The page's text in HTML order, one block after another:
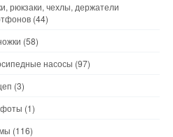
рюкзаки, чехлы, держатели
(44)
(58)
насосы (97)
(3)
(1)
(116)